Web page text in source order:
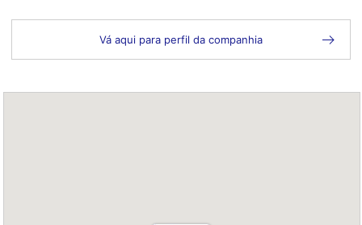
Vá aqui para perfil da companhia